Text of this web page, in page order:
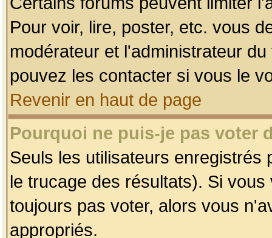
Pour voir, lire, poster, etc. vous
modérateur et l'administrateur
pouvez les contacter si vous le
Revenir en haut de page
Pourquoi ne puis-je pas voter
Seuls les utilisateurs enregistrés
le trucage des résultats). Si
toujours pas voter, alors vous
appropriés.